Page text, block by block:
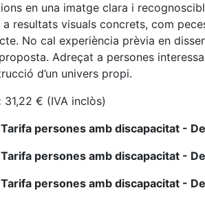
en una imatge clara i
a resultats visuals concrets, com
No cal experiència prèvia en
Adreçat a persones
d’un univers propi.
31,22 € (IVA inclòs)
persones amb discapacitat -
persones amb discapacitat -
persones amb discapacitat -